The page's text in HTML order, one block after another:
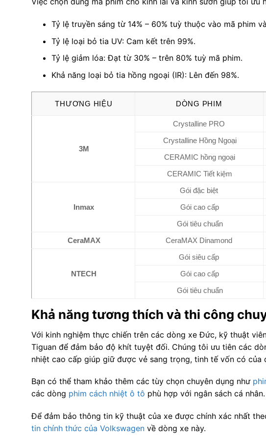
Tỷ lệ truyền sáng từ 14% – 60% tuỳ thuộc vào mã phim
Tỷ lệ loại bỏ tia UV: Cam kết trên 99%.
Tỷ lệ giảm lóa: Đạt từ 30% – trên 80% tuỳ mã phim.
Khả năng loại bỏ tia hồng ngoại (IR): Lên đến 98%.
THƯƠNG HIỆU DÒNG PHIM
3M
Crystalline PRO
Crystalline Hồng Ngoại
CERAMIC hồng ngoại
CERAMIC Tiết kiệm
Inmax
Gói đặc biệt
Gói cao cấp
Gói tiêu chuẩn
CeraMAX
CeraMAX Dinamond
NTECH
Gói siêu cấp
Gói cao cấp
Gói tiêu chuẩn
Khả năng tương thích và thi công
Với kinh nghiệm thực chiến trên các dòng xe Đức, kỹ thuật
Tiguan để đảm bảo độ khít tuyệt đối. Chúng tôi ưu tiên các
nhiệt cao cấp giúp giữ được vẻ sang trọng, tinh tế vốn có của
Bạn có thể tham khảo thêm các tùy chọn chuyên dụng như
các dòng phim cách nhiệt ô tô phù hợp với ngân sách cá nhân.
Để đảm bảo thông tin kỹ thuật của xe được chính xác nhất
tin chính thức của Volkswagenvề dòng xe này.